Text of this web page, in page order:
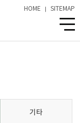
HOME SITEMAP
기타